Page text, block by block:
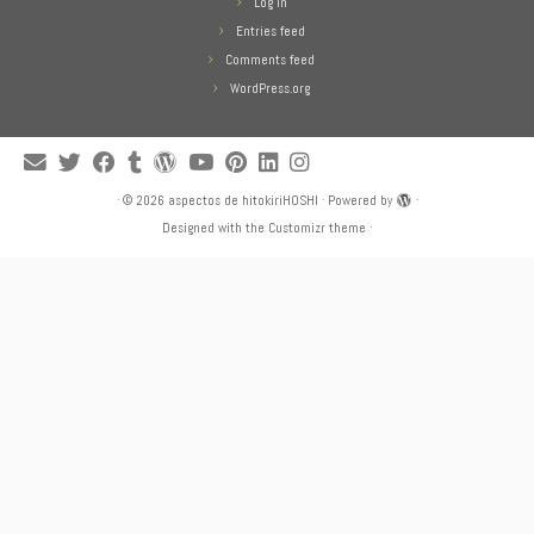
Entries feed
Comments feed
WordPress.org
· © 2026 aspectos de hitokiriHOSHI · Powered by
·
Designed with the Customizr theme ·